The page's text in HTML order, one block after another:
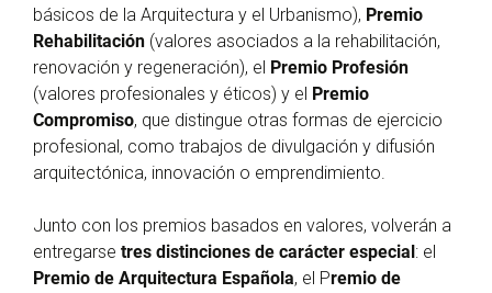
básicos de la Arquitectura y el Urbanismo), Premio
Rehabilitación (valores asociados a la rehabilitación,
renovación y regeneración), el Premio Profesión
(valores profesionales y éticos) y el Premio
Compromiso, que distingue otras formas de ejercicio
profesional, como trabajos de divulgación y difusión
arquitectónica, innovación o emprendimiento.
Junto con los premios basados en valores, volverán a
entregarse tres distinciones de carácter especial : el
Premio de Arquitectura Española, el Premio de